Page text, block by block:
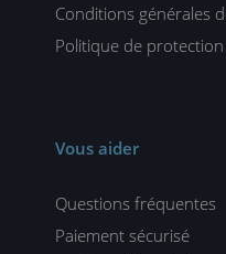
Conditions générales
Politique de
Vous aider
Questions fréquentes
Paiement sécurisé